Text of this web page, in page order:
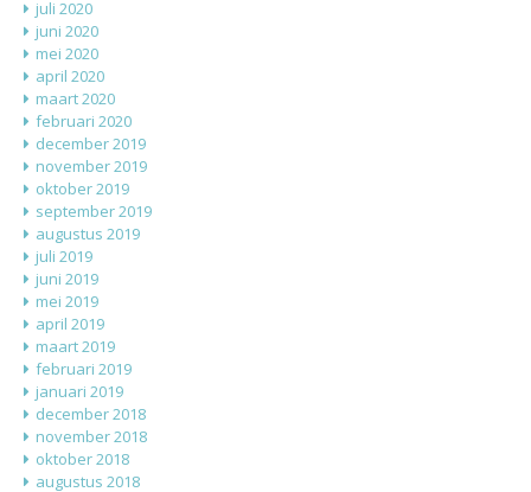
juli 2020
juni 2020
mei 2020
april 2020
maart 2020
februari 2020
december 2019
november 2019
oktober 2019
september 2019
augustus 2019
juli 2019
juni 2019
mei 2019
april 2019
maart 2019
februari 2019
januari 2019
december 2018
november 2018
oktober 2018
augustus 2018